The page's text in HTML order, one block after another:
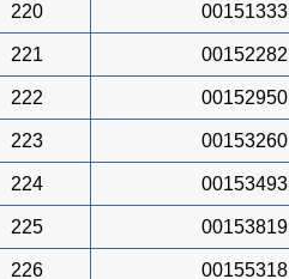
220 00151333
221 00152282
222 00152950
223 00153260
224 00153493
225 00153819
226 00155318